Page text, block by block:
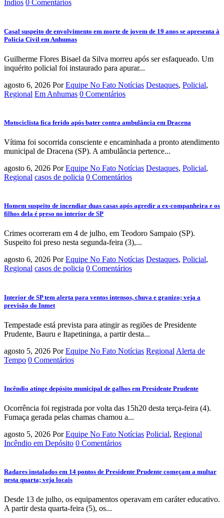
Indios 0 Comentários
Casal suspeito de envolvimento em morte de jovem de 19 anos se apresenta à
Polícia Civil em Anhumas
Guilherme Flores Bisael da Silva morreu após ser esfaqueado. Um
inquérito policial foi instaurado para apurar...
agosto 6, 2026 Por Equipe No Fato Notícias Destaques, Policial,
Regional Em Anhumas 0 Comentários
Motociclista fica ferido após bater contra ambulância em Dracena
Vítima foi socorrida consciente e encaminhada a pronto atendimento
municipal de Dracena (SP). A ambulância pertence...
agosto 6, 2026 Por Equipe No Fato Notícias Destaques, Policial,
Regional casos de policia 0 Comentários
Homem suspeito de incendiar duas casas após agredir a ex-companheira e os
filhos dela é preso no interior de SP
Crimes ocorreram em 4 de julho, em Teodoro Sampaio (SP).
Suspeito foi preso nesta segunda-feira (3),...
agosto 6, 2026 Por Equipe No Fato Notícias Destaques, Policial,
Regional casos de policia 0 Comentários
Interior de SP tem alerta para ventos intensos, chuva e granizo; veja a
previsão do Inmet
Tempestade está prevista para atingir as regiões de Presidente
Prudente, Bauru e Itapetininga, a partir desta...
agosto 5, 2026 Por Equipe No Fato Notícias Regional Alerta de
Tempo 0 Comentários
Incêndio atinge depósito municipal de galhos em Presidente Prudente
Ocorrência foi registrada por volta das 15h20 desta terça-feira (4).
Fumaça gerada pelas chamas chamou a...
agosto 5, 2026 Por Equipe No Fato Notícias Policial, Regional
Incêndio em Depósito 0 Comentários
Radares instalados em 14 pontos de Presidente Prudente começam a multar
nesta quarta; veja locais
Desde 13 de julho, os equipamentos operavam em caráter educativo.
A partir desta quarta-feira (5), os...